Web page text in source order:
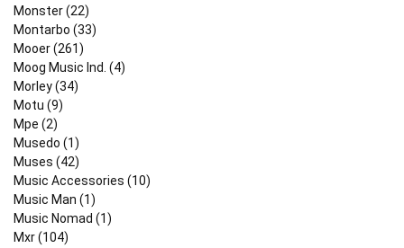
Monster (22)
Montarbo (33)
Mooer (261)
Moog Music Ind. (4)
Morley (34)
Motu (9)
Mpe (2)
Musedo (1)
Muses (42)
Music Accessories (10)
Music Man (1)
Music Nomad (1)
Mxr (104)